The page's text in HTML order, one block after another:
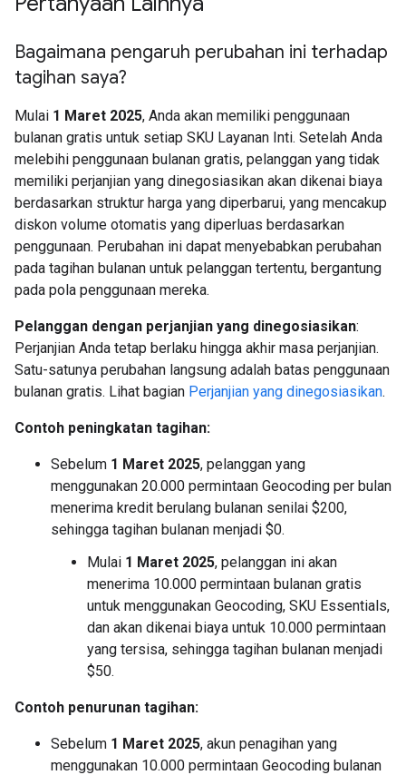
Bagaimana pengaruh perubahan ini terhadap
tagihan saya?
Mulai 1 Maret 2025, Anda akan memiliki penggunaan
bulanan gratis untuk setiap SKU Layanan Inti. Setelah Anda
melebihi penggunaan bulanan gratis, pelanggan yang tidak
memiliki perjanjian yang dinegosiasikan akan dikenai biaya
berdasarkan struktur harga yang diperbarui, yang mencakup
diskon volume otomatis yang diperluas berdasarkan
penggunaan. Perubahan ini dapat menyebabkan perubahan
pada tagihan bulanan untuk pelanggan tertentu, bergantung
pada pola penggunaan mereka.
Pelanggan dengan perjanjian yang dinegosiasikan:
Perjanjian Anda tetap berlaku hingga akhir masa perjanjian.
Satu-satunya perubahan langsung adalah batas penggunaan
bulanan gratis. Lihat bagian Perjanjian yang dinegosiasikan.
Contoh peningkatan tagihan:
Sebelum 1 Maret 2025, pelanggan yang
menggunakan 20.000 permintaan Geocoding per bulan
menerima kredit berulang bulanan senilai $200,
sehingga tagihan bulanan menjadi $0.
Mulai 1 Maret 2025, pelanggan ini akan
menerima 10.000 permintaan bulanan gratis
untuk menggunakan Geocoding, SKU Essentials,
dan akan dikenai biaya untuk 10.000 permintaan
yang tersisa, sehingga tagihan bulanan menjadi
$50.
Contoh penurunan tagihan:
Sebelum 1 Maret 2025, akun penagihan yang
menggunakan 10.000 permintaan Geocoding bulanan